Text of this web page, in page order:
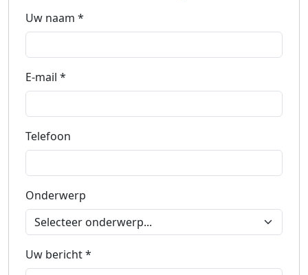
Uw naam *
E-mail *
Telefoon
Onderwerp
Uw bericht *